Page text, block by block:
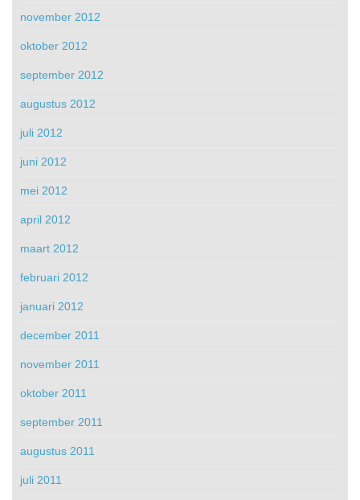
november 2012
oktober 2012
september 2012
augustus 2012
juli 2012
juni 2012
mei 2012
april 2012
maart 2012
februari 2012
januari 2012
december 2011
november 2011
oktober 2011
september 2011
augustus 2011
juli 2011